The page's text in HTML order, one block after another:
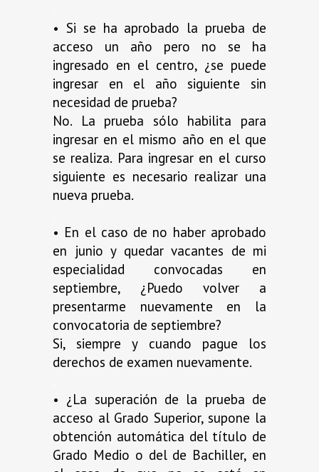
• Si se ha aprobado la prueba de
acceso un año pero no se ha
ingresado en el centro, ¿se puede
ingresar en el año siguiente sin
necesidad de prueba?
No. La prueba sólo habilita para
ingresar en el mismo año en el que
se realiza. Para ingresar en el curso
siguiente es necesario realizar una
nueva prueba.
• En el caso de no haber aprobado
en junio y quedar vacantes de mi
especialidad convocadas en
septiembre, ¿Puedo volver a
presentarme nuevamente en la
convocatoria de septiembre?
Si, siempre y cuando pague los
derechos de examen nuevamente.
• ¿La superación de la prueba de
acceso al Grado Superior, supone la
obtención automática del título de
Grado Medio o del de Bachiller, en